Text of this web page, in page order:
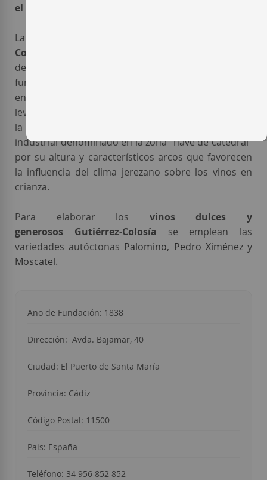
el velo “en flor
La actual dirección de la
Colosía
descendientes de D. José Gutiérrez Dorsal, el
fundador de la primera nave de
en 1838, todavía hoy una estructura arquitectónica
levantada en la Bahía de
la desembocadura del Guadalete. Un diseño
industrial denominado en la zona “nave de catedral”
por su altura y característicos arcos que favorecen
la influencia del clima jerezano sobre los vinos en
crianza.
Para elaborar los vinos dulces y
generosos Gutiérrez-Colosía se emplean las
variedades autóctonas Palomino, Pedro Ximénezy
Moscatel.
Año de Fundación: 1838
Dirección: Avda. Bajamar, 40
Ciudad: El Puerto de Santa María
Provincia: Cádiz
Código Postal: 11500
Pais: España
Teléfono: 34 956 852 852